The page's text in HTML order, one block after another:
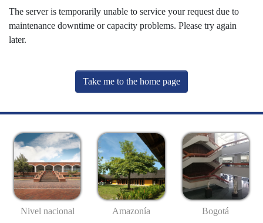
The server is temporarily unable to service your request due to
maintenance downtime or capacity problems. Please try again
later.
Take me to the home page
Nivel nacional Amazonía Bogotá